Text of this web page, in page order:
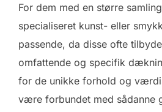
For dem med en større
specialiseret kunst- eller
passende, da disse ofte
omfattende og specifik
for de unikke forhold og
være forbundet med sådanne